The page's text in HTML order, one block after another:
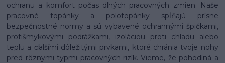
ochranu a komfort počas dlhých pracovných zmien. Naše
pracovné topánky a polotopánky spĺňajú prísne
bezpečnostné normy a sú vybavené ochrannými špičkami,
protišmykovými podrážkami, izoláciou proti chladu alebo
teplu a ďalšími dôležitými prvkami, ktoré chránia tvoje nohy
pred rôznymi typmi pracovných rizík. Vieme, že pohodlná a